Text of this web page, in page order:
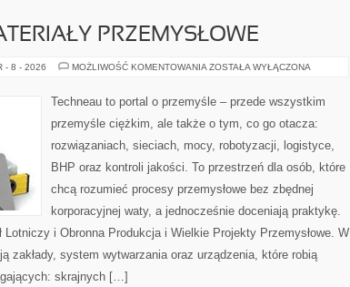
PRZEMYSŁOWE
- 8 - 2026 MOŻLIWOŚĆ KOMENTOWANIA SUROWCE
PRZEMYSŁOWE
ZOSTAŁA WYŁĄCZONA
Techneau to portal o przemyśle – przede wszystkim
przemyśle ciężkim, ale także o tym, co go otacza:
rozwiązaniach, sieciach, mocy, robotyzacji, logistyce,
BHP oraz kontroli jakości. To przestrzeń dla osób, które
chcą rozumieć procesy przemysłowe bez zbędnej
korporacyjnej waty, a jednocześnie doceniają praktykę.
Lotniczy i Obronna Produkcja i Wielkie Projekty Przemysłowe. W
zakłady, system wytwarzania oraz urządzenia, które robią
skrajnych […]